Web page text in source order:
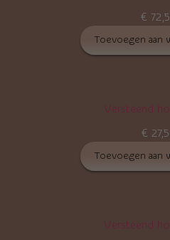
€
Toevoegen aan
Versteend
€
Toevoegen aan
Versteend